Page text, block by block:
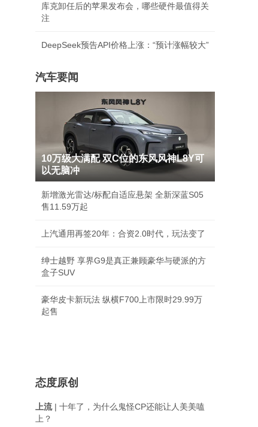
库克卸任后的苹果发布会，哪些硬件最值得关
注
DeepSeek预告API价格上涨：“预计涨幅较大”
汽车要闻
10万级大满配 双C位的东风风神L8Y可
以无脑冲
新增激光雷达/标配自适应悬架 全新深蓝S05
售11.59万起
上汽通用再签20年：合资2.0时代，玩法变了
绅士越野 享界G9是真正兼顾豪华与硬派的方
盒子SUV
豪华皮卡新玩法 纵横F700上市限时29.99万
起售
态度原创
上流| 十年了，为什么鬼怪CP还能让人美美嗑
上？